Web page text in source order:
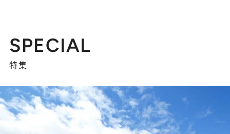
SPECIAL
特集